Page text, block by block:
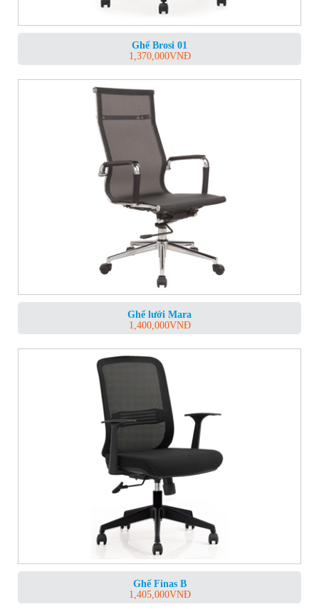
Ghế Brosi 01
1,370,000VNĐ
Ghế lưới Mara
1,400,000VNĐ
Ghế Finas B
1,405,000VNĐ